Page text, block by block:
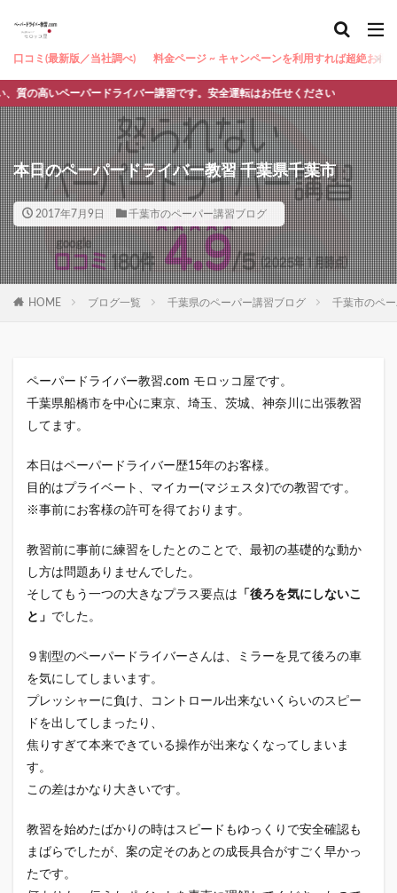
口コミ(最新版／当社調べ) 料金ページ ~ キャンペーンを利用すれば超絶お得 ~
ペーパードライバー講習です。安全運転はお任せください
本日のペーパードライバー教習 千葉県千葉市
2017年7月9日 千葉市のペーパー講習ブログ
HOME ブログ一覧 千葉県のペーパー講習ブログ 千葉市のペ
ペーパードライバー教習.com モロッコ屋です。
千葉県船橋市を中心に東京、埼玉、茨城、神奈川に出張教習
してます。
本日はペーパードライバー歴15年のお客様。
目的はプライベート、マイカー(マジェスタ)での教習です。
※事前にお客様の許可を得ております。
教習前に事前に練習をしたとのことで、最初の基礎的な動か
し方は問題ありませんでした。
そしてもう一つの大きなプラス要点は 「後ろを気にしないこ
と」 でした。
９割型のペーパードライバーさんは、ミラーを見て後ろの車
を気にしてしまいます。
プレッシャーに負け、コントロール出来ないくらいのスピー
ドを出してしまったり、
焦りすぎて本来できている操作が出来なくなってしまいま
す。
この差はかなり大きいです。
教習を始めたばかりの時はスピードもゆっくりで安全確認も
まばらでしたが、案の定そのあとの成長具合がすごく早かっ
たです。